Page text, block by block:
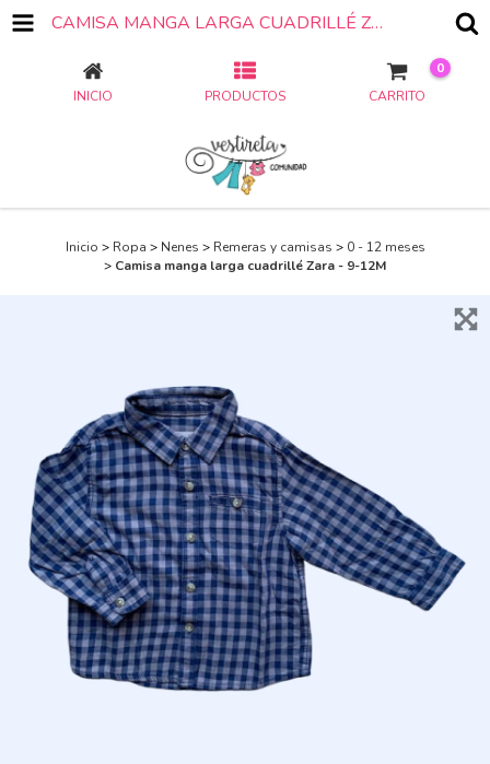
CAMISA MANGA LARGA CUADRILLÉ ZARA - 9-12M
INICIO PRODUCTOS CARRITO
0
Inicio > Ropa > Nenes > Remeras y camisas > 0 - 12 meses
> Camisa manga larga cuadrillé Zara - 9-12M